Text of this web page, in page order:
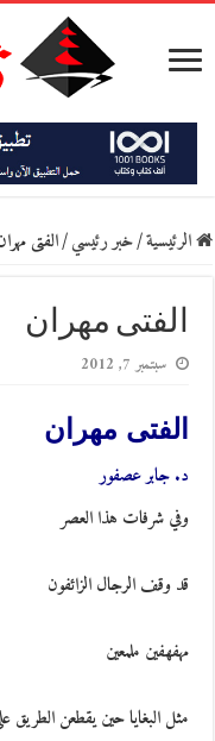
الرئيسية/خبر رئيسي/الفتى
الفتى مهران
سبتمبر 7, 2012
الفتى مهران
د. جابر عصفور
وفي شرفات هذا العصر
قد وقف الرجال الزائفون
مهفهفين ملمعين
مثل البغايا حين‮ ‬يقطعن الطريق